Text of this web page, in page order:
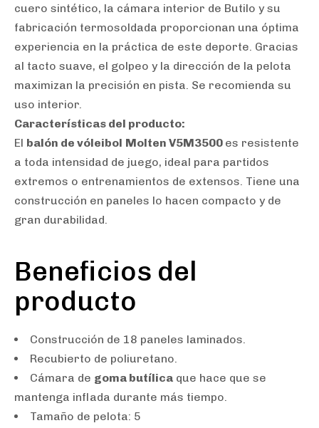
Type and hit enter
cuero sintético, la cámara interior de Butilo y su
fabricación termosoldada proporcionan una óptima
experiencia en la práctica de este deporte. Gracias
al tacto suave, el golpeo y la dirección de la pelota
maximizan la precisión en pista. Se recomienda su
uso interior.
Características del producto:
El balón de vóleibol Molten V5M3500 es resistente
a toda intensidad de juego, ideal para partidos
extremos o entrenamientos de extensos. Tiene una
construcción en paneles lo hacen compacto y de
gran durabilidad.
Beneficios del
producto
Construcción de 18 paneles laminados.
Recubierto de poliuretano.
Cámara de goma butílica que hace que se
mantenga inflada durante más tiempo.
Tamaño de pelota: 5